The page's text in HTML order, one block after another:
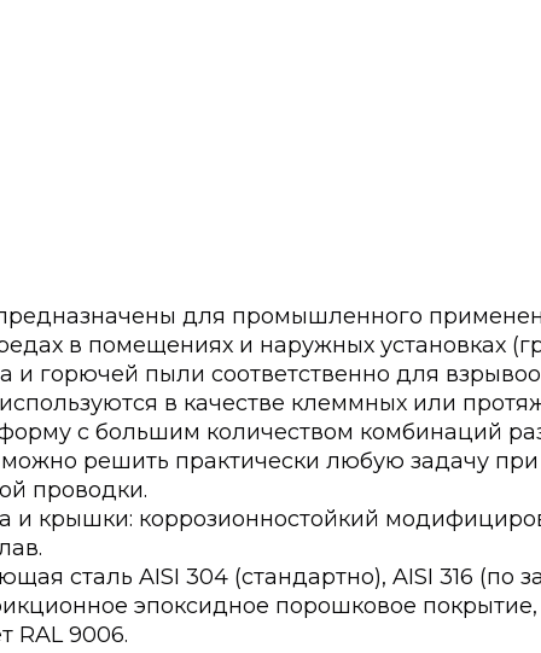
для промышленного
в помещениях и наружных установках
и горючей пыли соответственно для
в качестве клеммных или
с большим количеством комбинаций
решить практически любую задачу
проводки.
и крышки: коррозионностойкий
сталь AISI 304 (стандартно), AISI 316 (по
эпоксидное порошковое
RAL 9006.